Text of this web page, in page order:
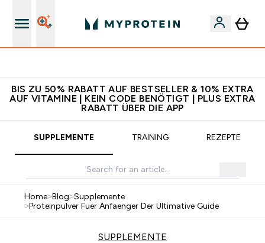
BIS ZU 50% RABATT AUF BESTSELLER & 10% EXTRA
AUF VITAMINE | KEIN CODE BENÖTIGT | PLUS EXTRA
RABATT ÜBER DIE APP
SUPPLEMENTE TRAINING REZEPTE
Home>Blog>Supplemente
>Proteinpulver Fuer Anfaenger Der Ultimative Guide
SUPPLEMENTE